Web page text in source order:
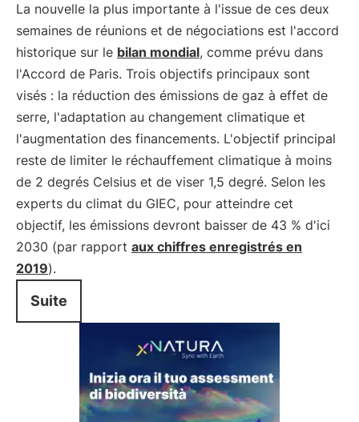
La nouvelle la plus importante à l'issue de ces deux
semaines de réunions et de négociations est l'accord
historique sur le bilan mondial, comme prévu dans
l'Accord de Paris. Trois objectifs principaux sont
visés : la réduction des émissions de gaz à effet de
serre, l'adaptation au changement climatique et
l'augmentation des financements. L'objectif principal
reste de limiter le réchauffement climatique à moins
de 2 degrés Celsius et de viser 1,5 degré. Selon les
experts du climat du GIEC, pour atteindre cet
objectif, les émissions devront baisser de 43 % d'ici
2030 (par rapport aux chiffres enregistrés en
2019).
Suite